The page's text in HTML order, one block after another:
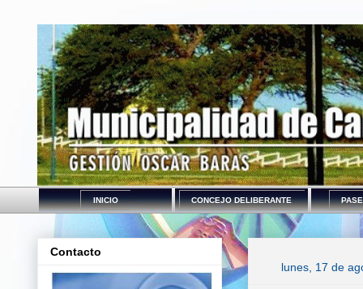
INICIO CONCEJO DELIBERANTE
lunes, 17 de
Contacto